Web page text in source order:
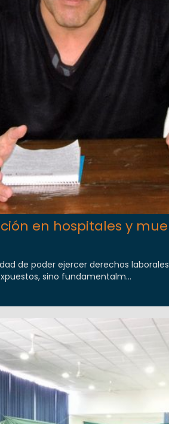
en hospitales y
de poder ejercer derechos
sino fundamentalm...